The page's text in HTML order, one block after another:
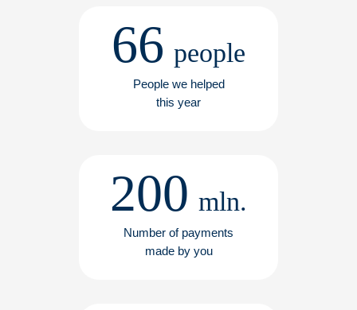
66 people
People we helped
this year
200 mln.
Number of payments
made by you